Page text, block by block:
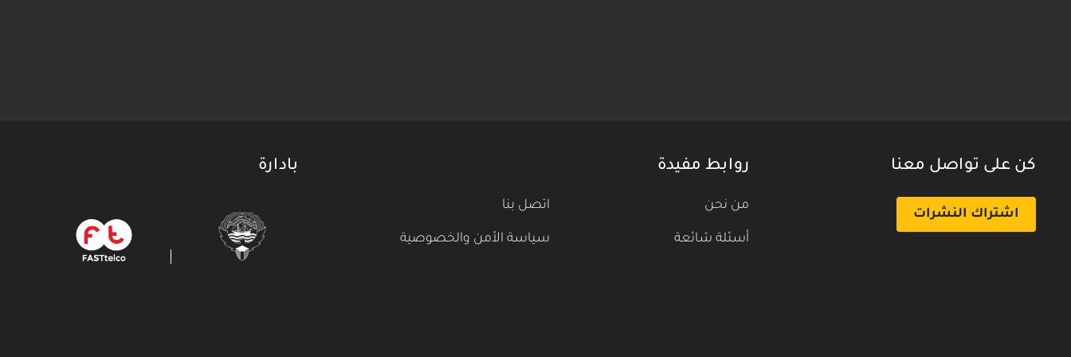
كن على تواصل معنا
اشتراك النشرات
روابط مفيدة
من نحن
أسئلة شائعة
اتصل بنا
سياسة الأمن والخصوصية
بادارة